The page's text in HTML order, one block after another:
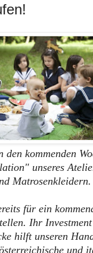
kommenden
unseres
Matrosenkleidern.
für ein
Ihr
hilft unseren
und